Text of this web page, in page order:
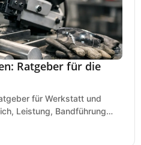
Ratgeber für die
für Werkstatt und
Leistung, Bandführung